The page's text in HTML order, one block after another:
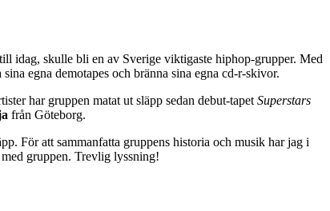
idag, skulle bli en av Sverige viktigaste hiphop-grupper. Med
egna demotapes och bränna sina egna cd-r-skivor.
har gruppen matat ut släpp sedan debut-tapet Superstars
från Göteborg.
För att sammanfatta gruppens historia och musik har jag i
gruppen. Trevlig lyssning!